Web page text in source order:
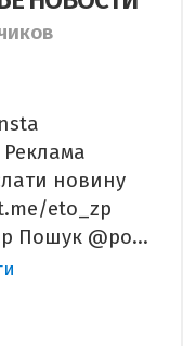
новину
eto_zp
Пошук @po...